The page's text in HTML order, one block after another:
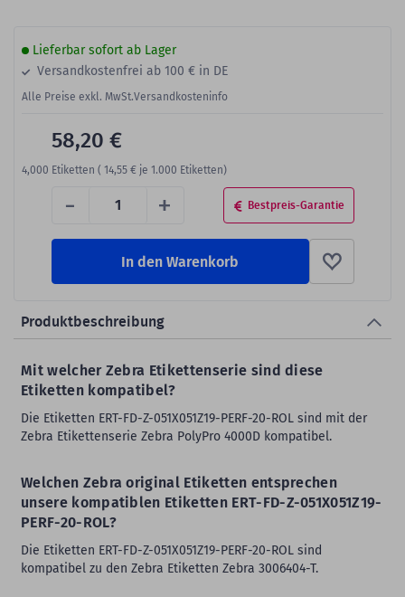
Lieferbar sofort ab Lager
Versandkostenfrei ab 100 € in DE
Alle Preise exkl. MwSt.Versandkosteninfo
- + Bestpreis-Garantie
58,20 €
4,000 Etiketten ( 14,55 € je 1.000 Etiketten)
In den Warenkorb
Produktbeschreibung
Mit welcher Zebra Etikettenserie sind diese
Etiketten kompatibel?
Die Etiketten ERT-FD-Z-051X051Z19-PERF-20-ROL sind mit der
Zebra Etikettenserie Zebra PolyPro 4000D kompatibel.
Welchen Zebra original Etiketten entsprechen
unsere kompatiblen Etiketten ERT-FD-Z-051X051Z19-
PERF-20-ROL?
Die Etiketten ERT-FD-Z-051X051Z19-PERF-20-ROL sind
kompatibel zu den Zebra Etiketten Zebra 3006404-T.